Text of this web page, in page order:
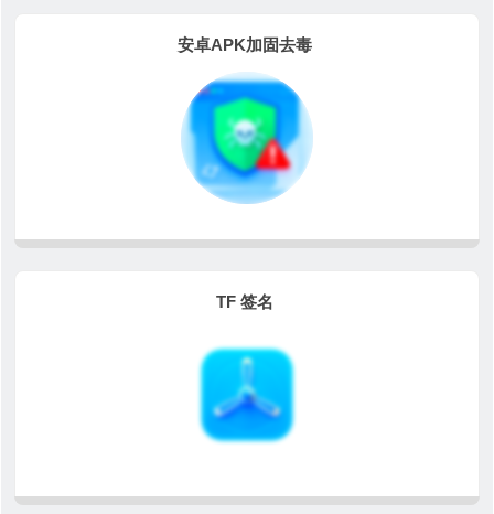
安卓APK加固去毒
TF 签名